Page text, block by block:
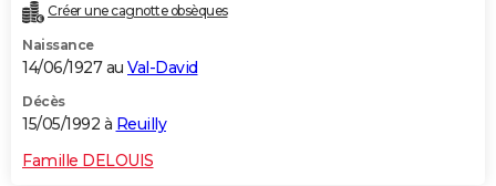
Créer une cagnotte obsèques
Naissance
14/06/1927 au Val-David
Décès
15/05/1992 à Reuilly
Famille DELOUIS